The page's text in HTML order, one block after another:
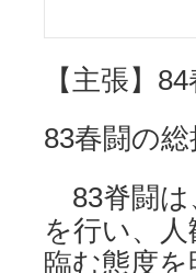
【主張】
83春闘の総
83脊闘は
を行い、
臨む態度